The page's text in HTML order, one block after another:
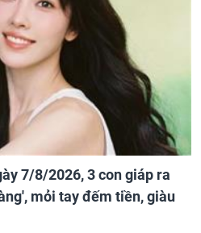
7/8/2026, 3 con giáp ra
mỏi tay đếm tiền, giàu